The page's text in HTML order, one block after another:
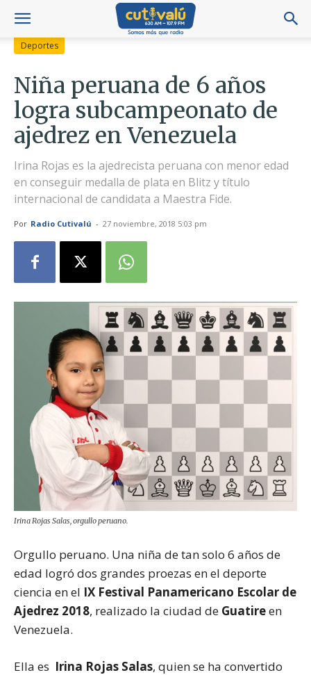
Deportes
Niña peruana de 6 años
logra subcampeonato de
ajedrez en Venezuela
Irina Rojas es la ajedrecista peruana con menor edad
en conseguir medalla de plata en Blitz y título
internacional de candidata a Maestra Fide.
Por Radio Cutivalú - 27 noviembre, 2018 5:03 pm
Irina Rojas Salas, orgullo peruano.
Orgullo peruano. Una niña de tan solo 6 años de
edad logró dos grandes proezas en el deporte
ciencia en el IX Festival Panamericano Escolar de
Ajedrez 2018, realizado la ciudad de Guatireen
Venezuela.
Ella es Irina Rojas Salas, quien se ha convertido